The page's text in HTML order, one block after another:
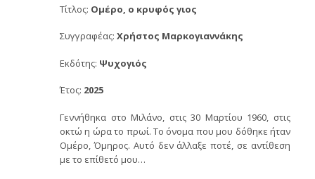
Τίτλος: Ομέρο, ο κρυφός γιος
Συγγραφέας: Χρήστος Μαρκογιαννάκης
Εκδότης: Ψυχογιός
Έτος: 2025
Γεννήθηκα στο Μιλάνο, στις 30 Μαρτίου 1960, στις
οκτώ η ώρα το πρωί. Το όνομα που μου δόθηκε ήταν
Ομέρο, Όμηρος. Αυτό δεν άλλαξε ποτέ, σε αντίθεση
με το επίθετό μου…